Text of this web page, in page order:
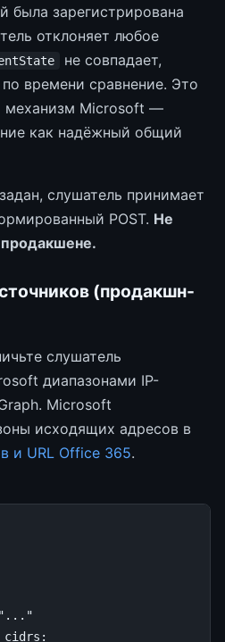
была зарегистрирована
отклоняет любое
не совпадает,
времени сравнение. Это
механизм Microsoft —
как надёжный общий
слушатель принимает
POST. Не
продакшене.
(продакшн-
слушатель
диапазонами IP-
Microsoft
исходящих адресов в
и URL Office 365.
"..."
: